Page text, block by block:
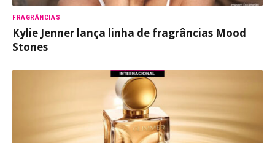
FRAGRÂNCIAS
Kylie Jenner lança linha de fragrâncias Mood
Stones